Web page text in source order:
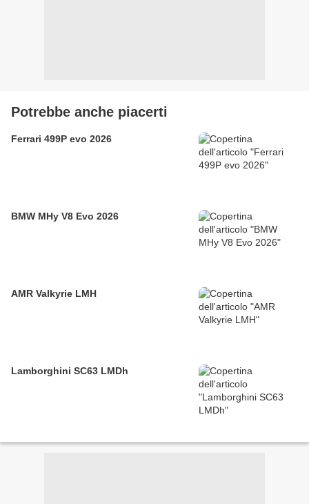
Potrebbe anche piacerti
Ferrari 499P evo 2026
BMW MHy V8 Evo 2026
AMR Valkyrie LMH
Lamborghini SC63 LMDh